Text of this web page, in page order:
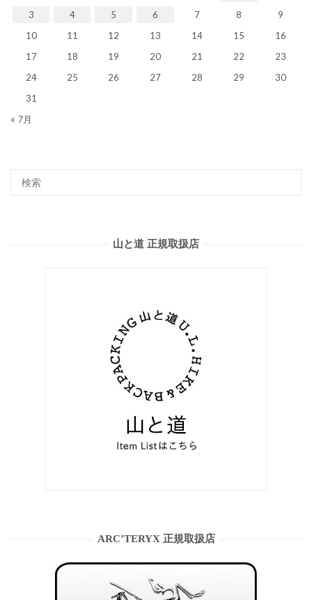
3 4 5 6 7 8
9
10
11 12 13 14 15
16
17
18 19 20 21 22
23
24
25 26 27 28 29
30
31
« 7月
山と道 正規取扱店
ARC’TERYX 正規取扱店